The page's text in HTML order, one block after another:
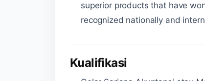
superior products that have
recognized nationally and
Kualifikasi